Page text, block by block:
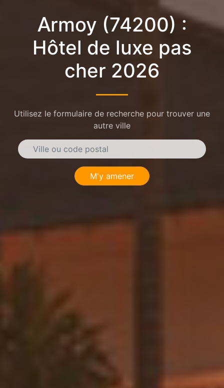
Armoy (74200) :
Hôtel de luxe pas
cher 2026
Utilisez le formulaire de recherche pour trouver une
autre ville
M'y amener